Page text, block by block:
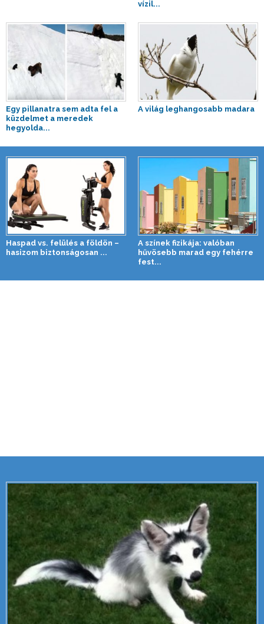
vízil...
Egy pillanatra sem adta fel a
küzdelmet a meredek
hegyolda...
A világ leghangosabb madara
Haspad vs. felülés a földön –
hasizom biztonságosan ...
A színek fizikája: valóban
hűvösebb marad egy fehérre
fest...